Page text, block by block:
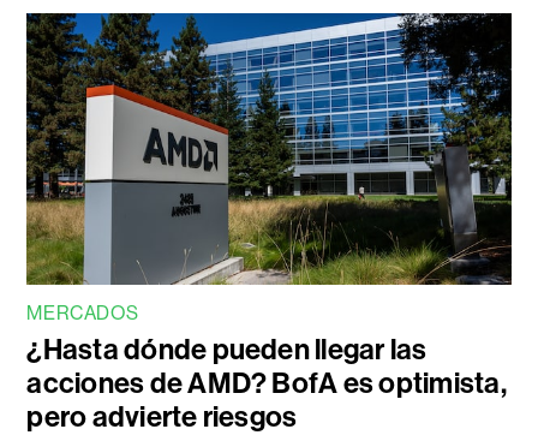
MERCADOS
¿Hasta dónde pueden llegar las
acciones de AMD? BofA es optimista,
pero advierte riesgos